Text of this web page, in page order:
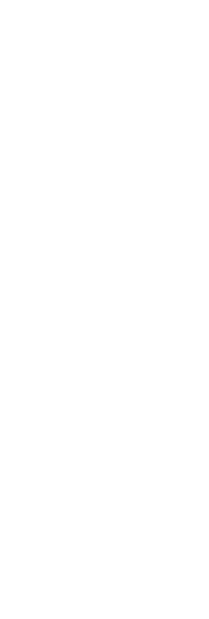
od Ružičku
Liga si
osemnástka
Hlinka Gretzky